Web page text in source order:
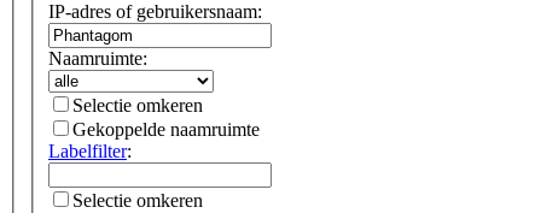
IP-adres of gebruikersnaam:
Naamruimte:
Selectie omkeren
Gekoppelde naamruimte
Labelfilter:
Selectie omkeren